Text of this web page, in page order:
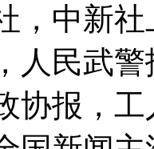
，中新
人民武
协报，